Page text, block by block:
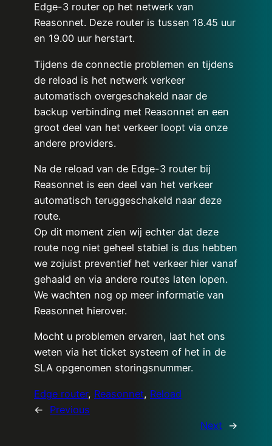
Edge-3 router op het netwerk van
Reasonnet. Deze router is tussen 18.45 uur
en 19.00 uur herstart.
Tijdens de connectie problemen en tijdens
de reload is het netwerk verkeer
automatisch overgeschakeld naar de
backup verbinding met Reasonnet en een
groot deel van het verkeer loopt via onze
andere providers.
Na de reload van de Edge-3 router bij
Reasonnet is een deel van het verkeer
automatisch teruggeschakeld naar deze
route.
Op dit moment zien wij echter dat deze
route nog niet geheel stabiel is dus hebben
we zojuist preventief het verkeer hier vanaf
gehaald en via andere routes laten lopen.
We wachten nog op meer informatie van
Reasonnet hierover.
Mocht u problemen ervaren, laat het ons
weten via het ticket systeem of het in de
SLA opgenomen storingsnummer.
Edge router, Reasonnet, Reload
←
Previous
Next
→